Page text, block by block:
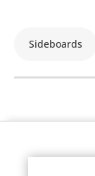
Sideboards